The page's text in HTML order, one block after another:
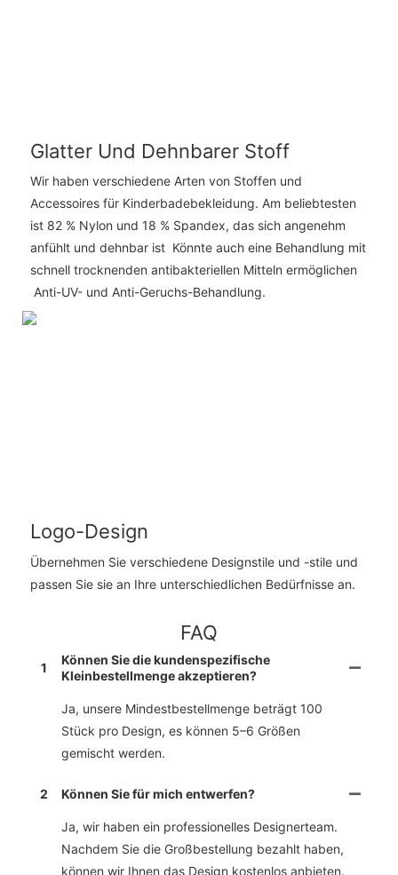
Glatter Und Dehnbarer Stoff
Wir haben verschiedene Arten von Stoffen und
Accessoires für Kinderbadebekleidung. Am beliebtesten
ist 82 % Nylon und 18 % Spandex, das sich angenehm
anfühlt und dehnbar ist Könnte auch eine Behandlung mit
schnell trocknenden antibakteriellen Mitteln ermöglichen
Anti-UV- und Anti-Geruchs-Behandlung.
Logo-Design
Übernehmen Sie verschiedene Designstile und -stile und
passen Sie sie an Ihre unterschiedlichen Bedürfnisse an.
FAQ
1
Können Sie die kundenspezifische
Kleinbestellmenge akzeptieren?
Ja, unsere Mindestbestellmenge beträgt 100
Stück pro Design, es können 5–6 Größen
gemischt werden.
2 Können Sie für mich entwerfen?
Ja, wir haben ein professionelles Designerteam.
Nachdem Sie die Großbestellung bezahlt haben,
können wir Ihnen das Design kostenlos anbieten.